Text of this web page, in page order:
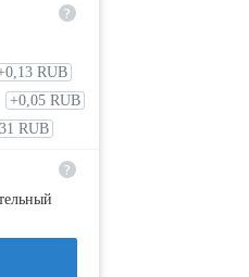
?
RUB
+0,05 RUB
RUB
?